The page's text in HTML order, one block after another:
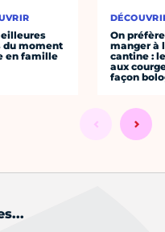
du moment
en famille
On préfère
manger à
cantine :
aux
façon